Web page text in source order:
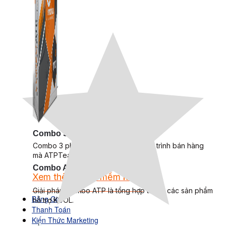
Combo Special
Combo 3 phần mềm tự chọn: chương trình bán hàng
mà ATPTeam triển khai.
Xem thêm phần mềm khác
Xem thêm phần mềm khác
Bảng Giá
Thanh Toán
Kiến Thức Marketing
Combo ATP
Giải pháp Combo ATP là tổng hợp tất cả các sản phẩm
hỗ trợ KDOL.